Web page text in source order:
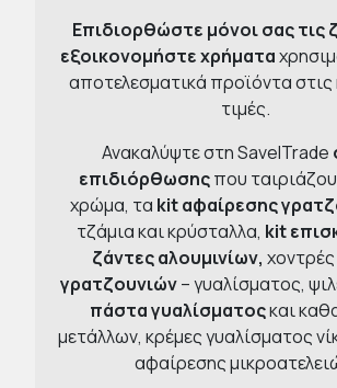
Επιδιορθώστε μόνοι σας τις
εξοικονομήστε χρήματα
αποτελεσματικά προϊόντα στις
τιμές.
Ανακαλύψτε στη SavelTrade
επιδιόρθωσηςπου
χρώμα, τα kit αφαίρεσης
τζάμια και κρύσταλλα, kit
ζάντες αλουμινίων, χοντρές
γρατζουνιών– γυαλίσματος,
πάστα γυαλίσματοςκαι
μετάλλων, κρέμες γυαλίσματος
αφαίρεσης